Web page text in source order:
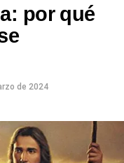
por qué
de 2024